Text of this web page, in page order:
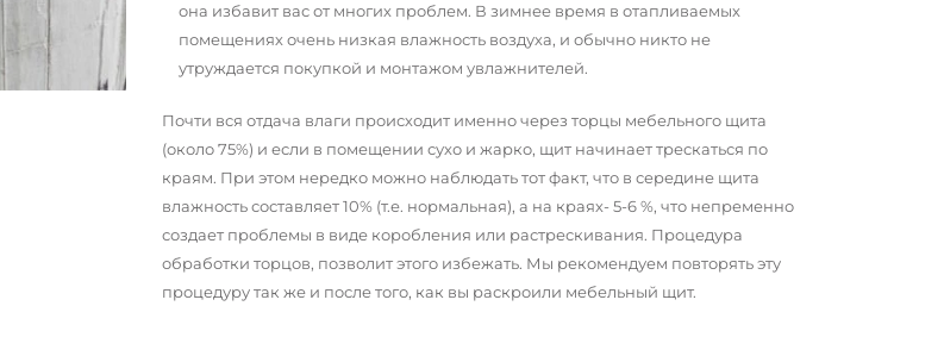
она избавит вас от многих проблем. В зимнее время в отапливаемых
помещениях очень низкая влажность воздуха, и обычно никто не
утруждается покупкой и монтажом увлажнителей.
Почти вся отдача влаги происходит именно через торцы мебельного щита
(около 75%) и если в помещении сухо и жарко, щит начинает трескаться по
краям. При этом нередко можно наблюдать тот факт, что в середине щита
влажность составляет 10% (т.е. нормальная), а на краях- 5-6 %, что непременно
создает проблемы в виде коробления или растрескивания. Процедура
обработки торцов, позволит этого избежать. Мы рекомендуем повторять эту
процедуру так же и после того, как вы раскроили мебельный щит.